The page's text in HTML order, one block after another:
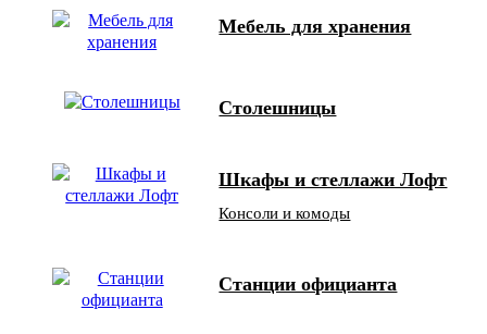
Мебель для хранения
Столешницы
Шкафы и стеллажи Лофт
Консоли и комоды
Станции официанта